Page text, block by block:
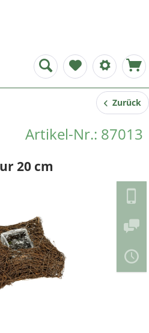
Zurück
Artikel-Nr.: 87013
20 cm